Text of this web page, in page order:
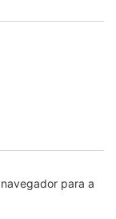
para a